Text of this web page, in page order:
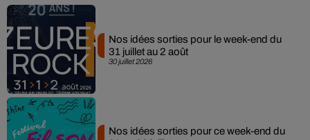
30 juillet 2026
Nos idées sorties pour le week-end du
31 juillet au 2 août
Nos idées sorties pour ce week-end du